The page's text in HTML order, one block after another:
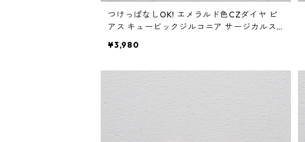
つけっぱなしOK! エメラルド色CZダイヤ ピ
アス キュービックジルコニア サージカルス
スキンピアス スキンジュエリー
¥3,980